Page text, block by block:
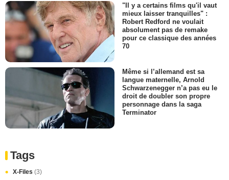
"Il y a certains films qu'il vaut
mieux laisser tranquilles" :
Robert Redford ne voulait
absolument pas de remake
pour ce classique des années
70
Même si l’allemand est sa
langue maternelle, Arnold
Schwarzenegger n’a pas eu le
droit de doubler son propre
personnage dans la saga
Terminator
Tags
X-Files (3)